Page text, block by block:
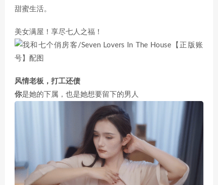
甜蜜生活。
美女满屋！享尽七人之福！
风情老板，打工还债
你是她的下属，也是她想要留下的男人